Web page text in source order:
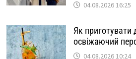
04.08.2026 16:25
Як приготувати
освіжаючий
04.08.2026 10:24